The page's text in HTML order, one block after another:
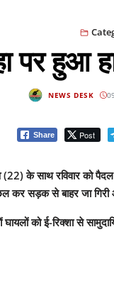
पर हुआ
NEWS DESK
Share Post
के साथ रविवार को
सड़क से बाहर जा गिरी
घायलों को ई-रिक्शा से